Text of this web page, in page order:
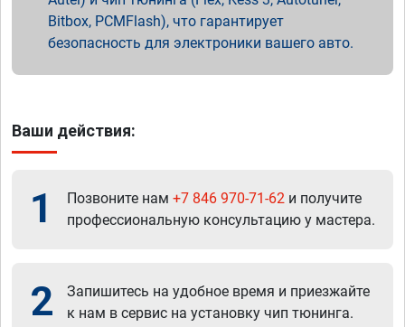
Bitbox, PCMFlash), что гарантирует
безопасность для электроники вашего авто.
Ваши действия:
1 Позвоните нам +7 846 970-71-62 и получите
профессиональную консультацию у мастера.
2
Запишитесь на удобное время и приезжайте
к нам в сервис на установку чип тюнинга.